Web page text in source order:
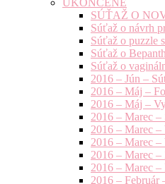
UKONČENÉ
SÚŤAŽ O
Súťaž o návrh
Súťaž o puzzle
Súťaž o
Súťaž o
2016 – Jún –
2016 – Máj –
2016 – Máj –
2016 – Marec
2016 – Marec
2016 – Marec
2016 – Marec –
2016 – Marec
2016 –